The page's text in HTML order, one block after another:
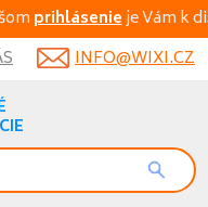
prihlásenieje Vám k
INFO@WIXI.CZ